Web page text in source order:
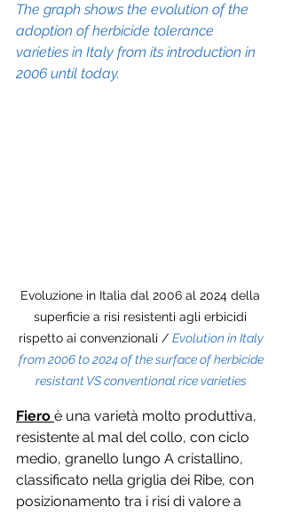
The graph shows the evolution of the
adoption of herbicide tolerance
varieties in Italy from its introduction in
2006 until today.
Evoluzione in Italia dal 2006 al 2024 della
superficie a risi resistenti agli erbicidi
rispetto ai convenzionali / Evolution in Italy
from 2006 to 2024 of the surface of herbicide
resistant VS conventional rice varieties
Fiero è una varietà molto produttiva,
resistente al mal del collo, con ciclo
medio, granello lungo A cristallino,
classificato nella griglia dei Ribe, con
posizionamento tra i risi di valore a